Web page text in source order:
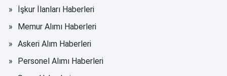
İşkur İlanları Haberleri
Memur Alımı Haberleri
Askeri Alım Haberleri
Personel Alımı Haberleri